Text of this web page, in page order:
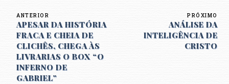
ANTERIOR
APESAR DA HISTÓRIA
FRACA E CHEIA DE
CLICHÊS, CHEGA ÀS
LIVRARIAS O BOX “O
INFERNO DE
GABRIEL”
PRÓXIMO
ANÁLISE DA
INTELIGÊNCIA DE
CRISTO